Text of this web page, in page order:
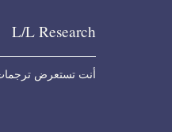
Skip to content
L/L Research
أنت تستعرض